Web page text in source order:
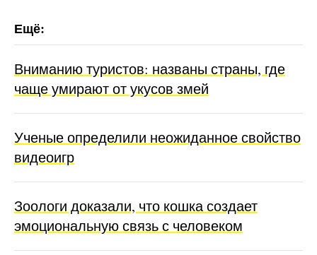
Вниманию туристов: названы страны, где
чаще умирают от укусов змей
Ученые определили неожиданное свойство
видеоигр
Зоологи доказали, что кошка создает
эмоциональную связь с человеком